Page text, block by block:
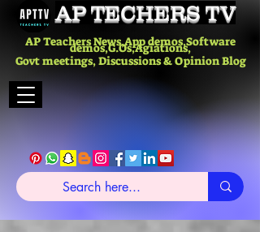
AP TECHERS TV
AP Teachers News,App demos,Software
demos,G.Os,Agiations,
Govt meetings, Discussions & Opinion Blog